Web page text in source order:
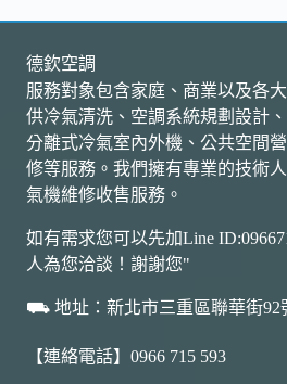
室
內
設
計
團
隊
做
省
電
美
德欽空調
服務對象包含家庭、商業以及各
供冷氣清洗、空調系統規劃設計
分離式冷氣室內外機、公共空間
修等服務。我們擁有專業的技術
氣機維修收售服務。
如有需求您可以先加Line
人為您洽談！謝謝您"
⛟ 地址：新北市三重區聯華街92
【連絡電話】0966 715 593